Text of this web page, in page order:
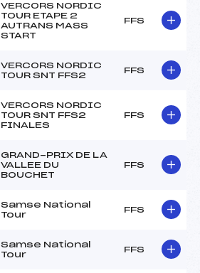
VERCORS NORDIC
TOUR ETAPE 2
AUTRANS MASS
START
FFS
VERCORS NORDIC
TOUR SNT FFS2
FFS
VERCORS NORDIC
TOUR SNT FFS2
FINALES
FFS
GRAND-PRIX DE LA
VALLEE DU
BOUCHET
FFS
Samse National
Tour
FFS
Samse National
Tour
FFS